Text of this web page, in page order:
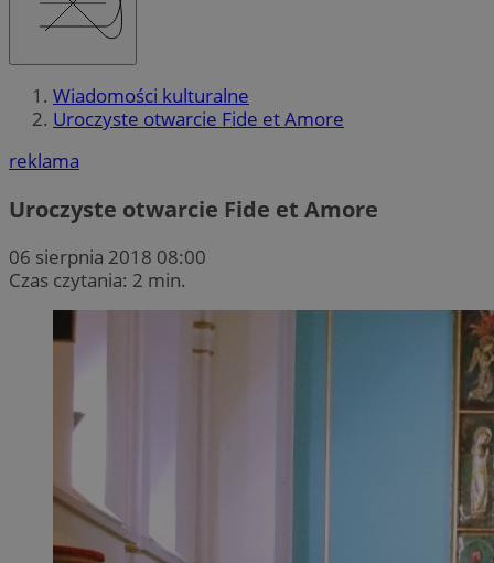
Wiadomości kulturalne
Uroczyste otwarcie Fide et Amore
reklama
Uroczyste otwarcie Fide et Amore
06 sierpnia 2018 08:00
Czas czytania: 2 min.